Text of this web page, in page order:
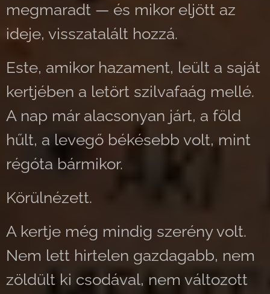
megmaradt — és mikor eljött az
ideje, visszatalált hozzá.
Este, amikor hazament, leült a saját
kertjében a letört szilvafaág mellé.
A nap már alacsonyan járt, a föld
hűlt, a levegő békésebb volt, mint
régóta bármikor.
Körülnézett.
A kertje még mindig szerény volt.
Nem lett hirtelen gazdagabb, nem
zöldült ki csodával, nem változott